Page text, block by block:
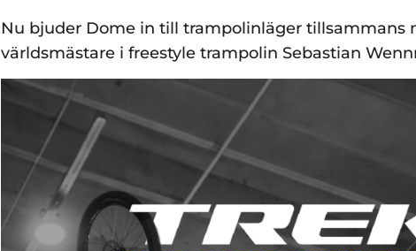
Nu bjuder Dome in till trampolinläger tillsammans
världsmästare i freestyle trampolin Sebastian